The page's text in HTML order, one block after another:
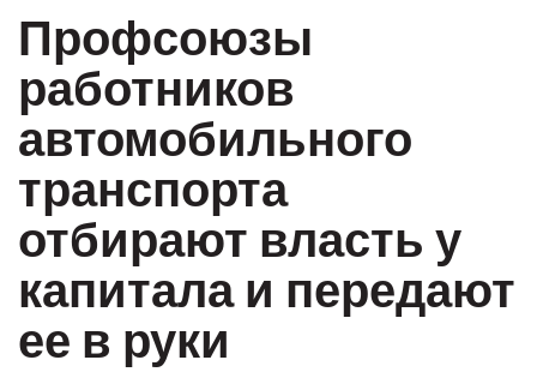
Профсоюзы
работников
автомобильного
транспорта
отбирают власть у
капитала и передают
ее в руки